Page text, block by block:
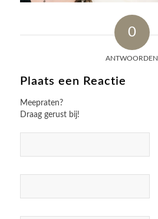
0
ANTWOORDEN
Plaats een Reactie
Meepraten?
Draag gerust bij!